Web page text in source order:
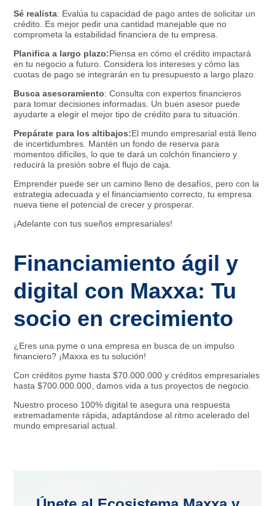
Sé realista: Evalúa tu capacidad de pago antes de solicitar un
crédito. Es mejor pedir una cantidad manejable que no
comprometa la estabilidad financiera de tu empresa.
Planifica a largo plazo:Piensa en cómo el crédito impactará
en tu negocio a futuro. Considera los intereses y cómo las
cuotas de pago se integrarán en tu presupuesto a largo plazo.
Busca asesoramiento: Consulta con expertos financieros
para tomar decisiones informadas. Un buen asesor puede
ayudarte a elegir el mejor tipo de crédito para tu situación.
Prepárate para los altibajos:El mundo empresarial está lleno
de incertidumbres. Mantén un fondo de reserva para
momentos difíciles, lo que te dará un colchón financiero y
reducirá la presión sobre el flujo de caja.
Emprender puede ser un camino lleno de desafíos, pero con la
estrategia adecuada y el financiamiento correcto, tu empresa
nueva tiene el potencial de crecer y prosperar.
¡Adelante con tus sueños empresariales!
Financiamiento ágil y
digital con Maxxa: Tu
socio en crecimiento
¿Eres una pyme o una empresa en busca de un impulso
financiero? ¡Maxxa es tu solución!
Con créditos pyme hasta $70.000.000 y créditos empresariales
hasta $700.000.000, damos vida a tus proyectos de negocio.
Nuestro proceso 100% digital te asegura una respuesta
extremadamente rápida, adaptándose al ritmo acelerado del
mundo empresarial actual.